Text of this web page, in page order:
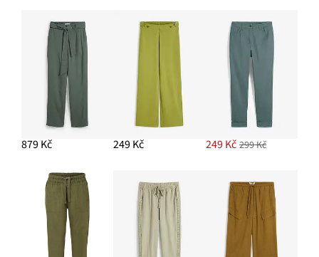
Tenisky na platformě
PŘIDAT DO KOŠÍKU
Ažurový pletený kabátek z čisté bavlny
-10%
Zkrácené cargo kalhoty
929 Kč
PŘIDAT DO KOŠÍKU
879 Kč 249 Kč 249 Kč 299 Kč